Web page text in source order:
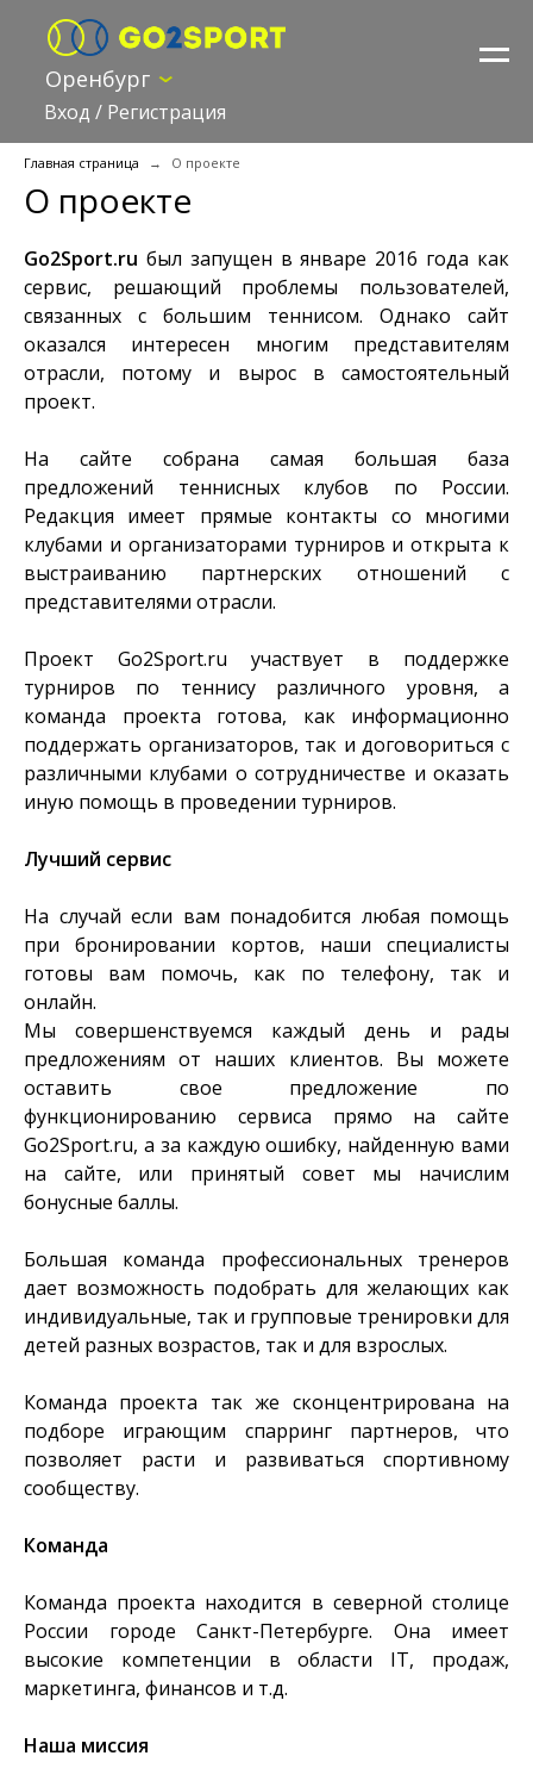
Оренбург
Вход / Регистрация
Главная страница О проекте
О проекте
Go2Sport.ru был запущен в январе 2016 года как
сервис, решающий проблемы пользователей,
связанных с большим теннисом. Однако сайт
оказался интересен многим представителям
отрасли, потому и вырос в самостоятельный
проект.
На сайте собрана самая большая база
предложений теннисных клубов по России.
Редакция имеет прямые контакты со многими
клубами и организаторами турниров и открыта к
выстраиванию партнерских отношений с
представителями отрасли.
Проект Go2Sport.ru участвует в поддержке
турниров по теннису различного уровня, а
команда проекта готова, как информационно
поддержать организаторов, так и договориться с
различными клубами о сотрудничестве и оказать
иную помощь в проведении турниров.
Лучший сервис
На случай если вам понадобится любая помощь
при бронировании кортов, наши специалисты
готовы вам помочь, как по телефону, так и
онлайн.
Мы совершенствуемся каждый день и рады
предложениям от наших клиентов. Вы можете
оставить свое предложение по
функционированию сервиса прямо на сайте
Go2Sport.ru, а за каждую ошибку, найденную вами
на сайте, или принятый совет мы начислим
бонусные баллы.
Большая команда профессиональных тренеров
дает возможность подобрать для желающих как
индивидуальные, так и групповые тренировки для
детей разных возрастов, так и для взрослых.
Команда проекта так же сконцентрирована на
подборе играющим спарринг партнеров, что
позволяет расти и развиваться спортивному
сообществу.
Команда
Команда проекта находится в северной столице
России городе Санкт-Петербурге. Она имеет
высокие компетенции в области IT, продаж,
маркетинга, финансов и т.д.
Наша миссия